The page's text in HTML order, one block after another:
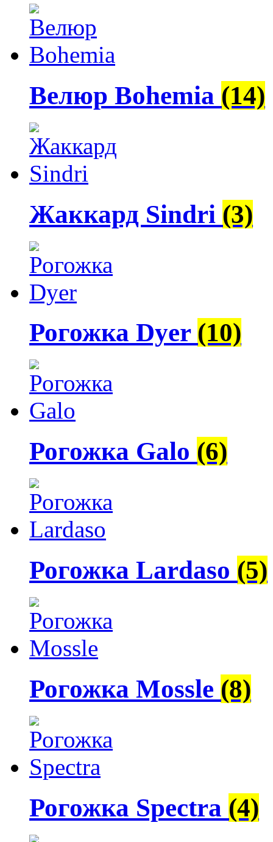
Велюр Bohemia (14)
Жаккард Sindri (3)
Рогожка Dyer (10)
Рогожка Galo (6)
Рогожка Lardaso (5)
Рогожка Mossle (8)
Рогожка Spectra (4)